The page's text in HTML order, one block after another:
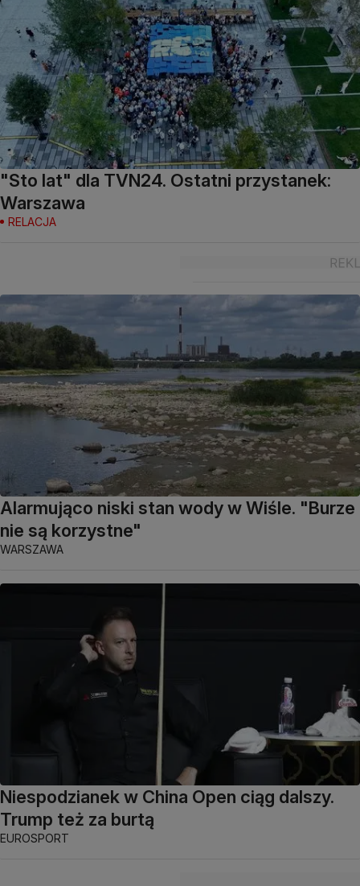
"Sto lat" dla TVN24. Ostatni przystanek:
Warszawa
RELACJA
Alarmująco niski stan wody w Wiśle. "Burze
nie są korzystne"
WARSZAWA
Niespodzianek w China Open ciąg dalszy.
Trump też za burtą
EUROSPORT